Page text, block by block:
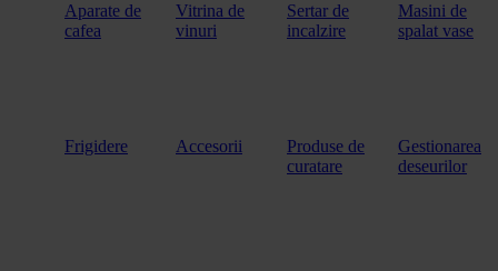
Aparate de
cafea
Vitrina de
vinuri
Sertar de
incalzire
Masini de
spalat vase
Frigidere Accesorii
Produse de
curatare
Gestionarea
deseurilor